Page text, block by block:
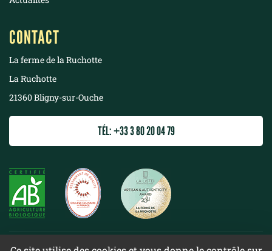
CONTACT
La ferme de la Ruchotte
La Ruchotte
21360 Bligny-sur-Ouche
TÉL: +33 3 80 20 04 79
©2022 La ferme de la Ruchotte